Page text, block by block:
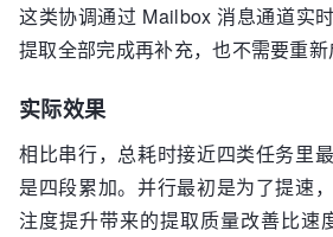
这类协调通过 Mailbox 消息通道实
提取全部完成再补充，也不需要重新
实际效果
相比串行，总耗时接近四类任务里
是四段累加。并行最初是为了提速
注度提升带来的提取质量改善比